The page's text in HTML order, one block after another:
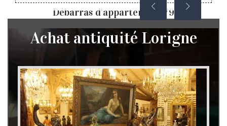
Débarras d'appartement 79
Achat antiquité Lorigne